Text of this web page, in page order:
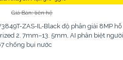
Giá Bán: liên hệ
ZAS-IL-Black độ phân giải 8MP
2. 7mm–13. 5mm, AI phân biệt
chống bụi nước